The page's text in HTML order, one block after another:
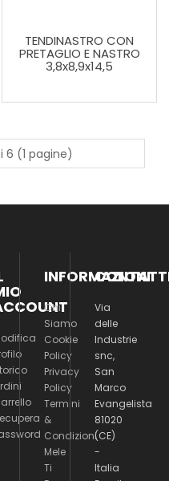
TENDINASTRO CON
PRETAGLIO E NASTRO
3,8x8,9x14,5
6 (1 pagine)
INFORMAZIONI
Chi
Siamo
Cookie
Policy
Privacy
Policy
Termini
&
Condizioni
Mele
Ti
Via
delle
Industrie
snc,
San
Marco
Evangelista
81020
(CE)
-
Italia